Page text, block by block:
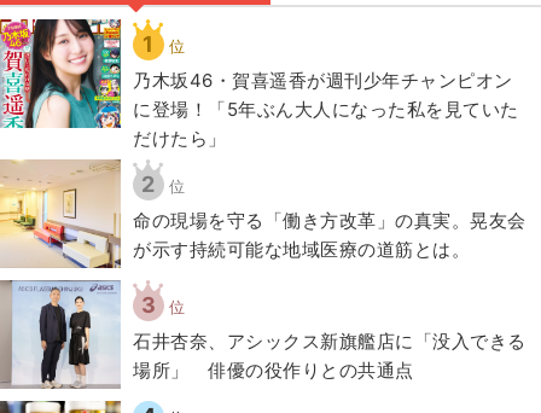
1 位
乃木坂46・賀喜遥香が週刊少年チャンピオン
に登場！「5年ぶん大人になった私を見ていた
だけたら」
2 位
​命の現場を守る「働き方改革」の真実。晃友会
が示す持続可能な地域医療の道筋とは。
3 位
石井杏奈、アシックス新旗艦店に「没入できる
場所」 俳優の役作りとの共通点